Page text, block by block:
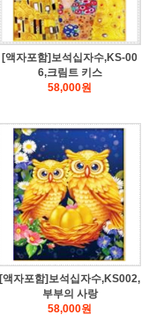
[액자포함]보석십자수,KS-00
6,크림트 키스
58,000원
[액자포함]보석십자수,KS002,
부부의 사랑
58,000원